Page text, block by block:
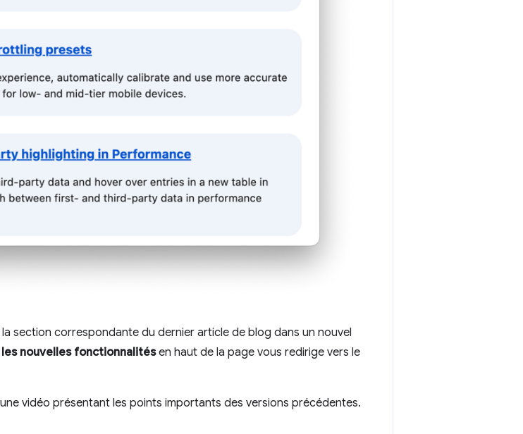
section correspondante du dernier article de blog dans un nouvel
nouvelles fonctionnalitésen haut de la page vous redirige vers le
vidéo présentant les points importants des versions précédentes.